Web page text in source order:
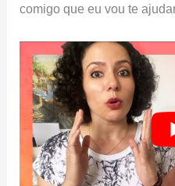
comigo que eu vou te